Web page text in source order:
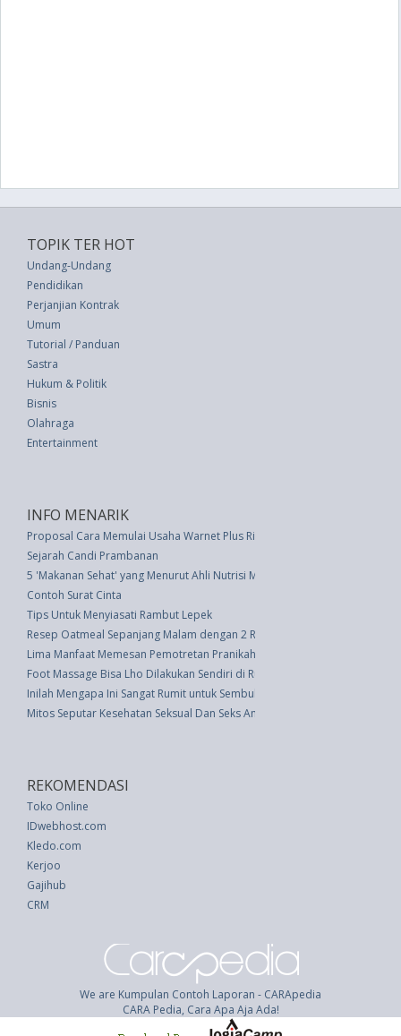
TOPIK TER HOT
Undang-Undang
Pendidikan
Perjanjian Kontrak
Umum
Tutorial / Panduan
Sastra
Hukum & Politik
Bisnis
Olahraga
Entertainment
INFO MENARIK
Proposal Cara Memulai Usaha Warnet Plus Rincian Modal
Sejarah Candi Prambanan
5 'Makanan Sehat' yang Menurut Ahli Nutrisi Membuang Uang
Contoh Surat Cinta
Tips Untuk Menyiasati Rambut Lepek
Resep Oatmeal Sepanjang Malam dengan 2 Resep ala Chef
Lima Manfaat Memesan Pemotretan Pranikah
Foot Massage Bisa Lho Dilakukan Sendiri di Rumah
Inilah Mengapa Ini Sangat Rumit untuk Sembuh dari Gangguan Makan
Mitos Seputar Kesehatan Seksual Dan Seks Aman
REKOMENDASI
Toko Online
IDwebhost.com
Kledo.com
Kerjoo
Gajihub
CRM
We are Kumpulan Contoh Laporan - CARApedia
CARA Pedia, Cara Apa Aja Ada!